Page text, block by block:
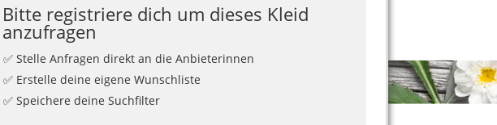
Bitte registriere dich um dieses Kleid
anzufragen
✅ Stelle Anfragen direkt an die Anbieterinnen
✅ Erstelle deine eigene Wunschliste
✅ Speichere deine Suchfilter